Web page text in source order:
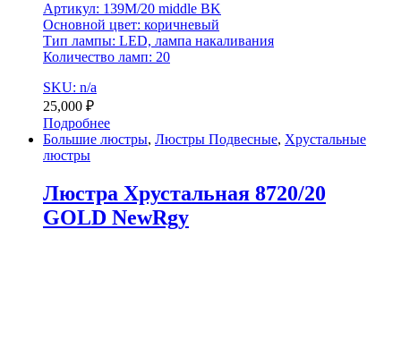
Артикул: 139M/20 middle BK
Основной цвет: коричневый
Тип лампы: LED, лампа накаливания
Количество ламп: 20
SKU: n/a
25,000 ₽
Подробнее
Большие люстры, Люстры Подвесные, Хрустальные
люстры
Люстра Хрустальная 8720/20
GOLD NewRgy